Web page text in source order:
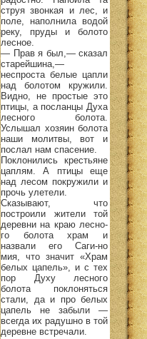
струя звонкая и лес, и
поле, наполнила водой
реку, пруды и болото
лесное.
— Прав я был,— сказал
старейшина,—
неспроста белые цапли
над болотом кружили.
Видно, не простые это
птицы, а посланцы Духа
лесного болота.
Услышал хозяин болота
наши молитвы, вот и
послал нам спасение.
Поклонились крестьяне
цаплям. А птицы еще
над лесом покружили и
прочь улетели.
Сказывают, что
построили жители той
деревни на краю лесно-
го болота храм и
назвали его Саги-но
мия, что значит «Храм
белых цапель», и с тех
пор Духу лесного
болота поклоняться
стали, да и про белых
цапель не забыли —
всегда их радушно в той
деревне встречали.